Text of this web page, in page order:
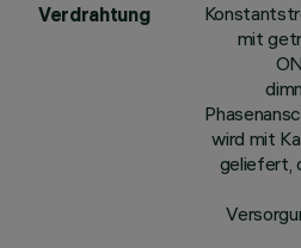
Verdrahtung
mit
wird mit
geliefert,